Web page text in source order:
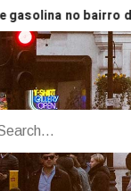
no bairro da Torre